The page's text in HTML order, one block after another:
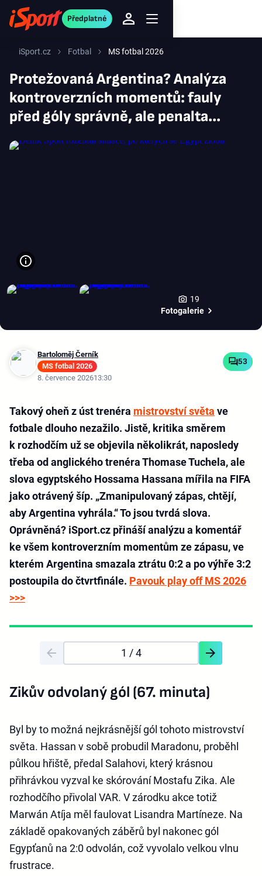
Předplatné
iSport.cz Fotbal MS fotbal 2026
Protežovaná Argentina? Analýza
kontroverzních momentů: fauly
před góly správně, ale penalta...
19
Fotogalerie
Bartoloměj Černík
MS fotbal 2026
8. července 202613:30
53
Takový oheň z úst trenéra mistrovství světa ve
fotbale dlouho nezažilo. Jistě, kritika směrem
k rozhodčím už se objevila několikrát, naposledy
třeba od anglického trenéra Thomase Tuchela, ale
slova egyptského Hossama Hassana mířila na FIFA
jako otrávený šíp. „Zmanipulovaný zápas, chtějí,
aby Argentina vyhrála.“ To jsou tvrdá slova.
Oprávněná? iSport.cz přináší analýzu a komentář
ke všem kontroverzním momentům ze zápasu, ve
kterém Argentina smazala ztrátu 0:2 a po výhře 3:2
postoupila do čtvrtfinále. Pavouk play off MS 2026
>>>
1 / 4
Zikův odvolaný gól (67. minuta)
Byl by to možná nejkrásnější gól tohoto mistrovství
světa. Hassan v sobě probudil Maradonu, proběhl
půlkou hřiště, předal Salahovi, který krásnou
přihrávkou vyzval ke skórování Mostafu Zika. Ale
rozhodčího přivolal VAR. V zárodku akce totiž
Marwán Atíja měl faulovat Lisandra Martíneze. Na
základě opakovaných záběrů byl nakonec gól
Egypťanů na 2:0 odvolán, což vyvolalo velkou vlnu
frustrace.